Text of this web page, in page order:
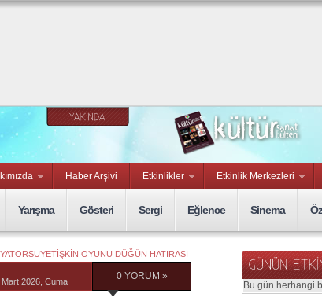
Haber Arşivi Etkinlikler Etkinlik Merkezleri
Yarışma Gösteri Sergi Eğlence Sinema
OYUNU DÜĞÜN HATIRASI
Mart 2026, Cuma
0 YORUM »
Bu gün herhangi